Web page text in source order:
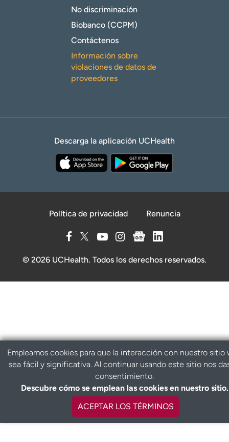
No discriminación
Biobanco (CCPM)
Contáctenos
Información sobre
violaciones de datos de
proveedores
Descarga la aplicación UCHealth
Política de privacidad Renuncia
© 2026 UCHealth. Todos los derechos reservados.
Empleamos cookies para que la interacción con nuestro sitio
sea fácil y significativa. Al continuar usando este sitio nos
consentimiento.
Descubre cómo se emplean las cookies en nuestro sitio.
ACEPTAR LOS TÉRMINOS